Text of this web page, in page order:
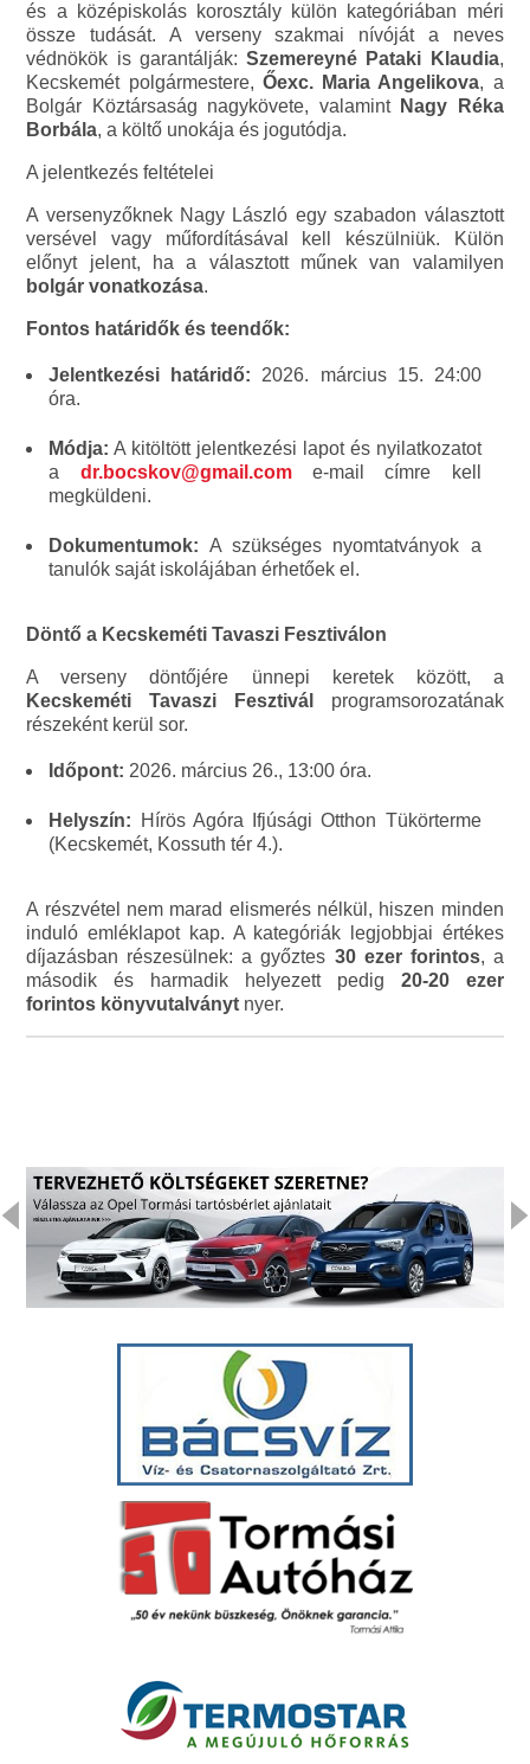
és a középiskolás korosztály külön kategóriában méri
össze tudását. A verseny szakmai nívóját a neves
védnökök is garantálják:Szemereyné Pataki Klaudia,
Kecskemét polgármestere, Őexc. Maria Angelikova, a
Bolgár Köztársaság nagykövete, valamint Nagy Réka
Borbála, a költő unokája és jogutódja.
A jelentkezés feltételei
A versenyzőknek Nagy László egy szabadon választott
versével vagy műfordításával kell készülniük. Külön
előnyt jelent, ha a választott műnek van valamilyen
bolgár vonatkozása.
Fontos határidők és teendők:
Jelentkezési határidő: 2026. március 15. 24:00
óra.
Módja: A kitöltött jelentkezési lapot és nyilatkozatot
a dr.bocskov@gmail.come-mail címre kell
megküldeni.
Dokumentumok: A szükséges nyomtatványok a
tanulók saját iskolájában érhetőek el.
Döntő a Kecskeméti Tavaszi Fesztiválon
A verseny döntőjére ünnepi keretek között, a
Kecskeméti Tavaszi Fesztivál
programsorozatának
részeként kerül sor.
Időpont: 2026. március 26., 13:00 óra.
Helyszín: Hírös Agóra Ifjúsági Otthon Tükörterme
(Kecskemét, Kossuth tér 4.).
A részvétel nem marad elismerés nélkül, hiszen minden
induló emléklapot kap. A kategóriák legjobbjai értékes
díjazásban részesülnek: a győztes 30 ezer forintos, a
második és harmadik helyezett pedig 20-20 ezer
forintos könyvutalványt nyer.